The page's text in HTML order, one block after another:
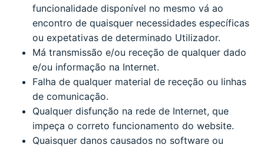
funcionalidade disponível no mesmo vá ao
encontro de quaisquer necessidades específicas
ou expetativas de determinado Utilizador.
Má transmissão e/ou receção de qualquer dado
e/ou informação na Internet.
Falha de qualquer material de receção ou linhas
de comunicação.
Qualquer disfunção na rede de Internet, que
impeça o correto funcionamento do website.
Quaisquer danos causados no software ou